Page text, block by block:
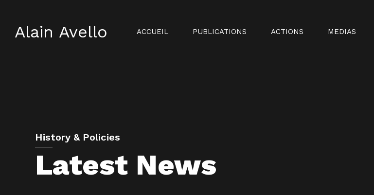
Alain Avello ACCUEIL PUBLICATIONS ACTIONS MEDIAS
History & Policies
Latest News